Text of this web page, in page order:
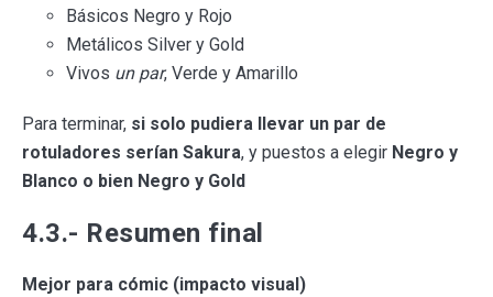
Básicos Negro y Rojo
Metálicos Silver y Gold
Vivos un par, Verde y Amarillo
Para terminar, si solo pudiera llevar un par de
rotuladores serían Sakura, y puestos a elegir Negro y
Blanco o bien Negro y Gold
4.3.- Resumen final
Mejor para cómic (impacto visual)